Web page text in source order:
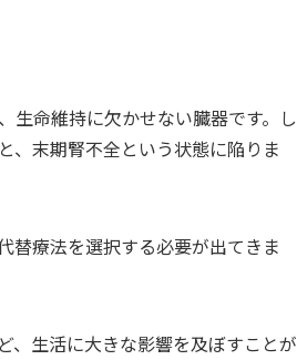
生命維持に欠かせない臓器です。し
、末期腎不全という状態に陥りま
替療法を選択する必要が出てきま
、生活に大きな影響を及ぼすことが